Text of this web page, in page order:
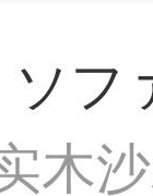
ソフ
木